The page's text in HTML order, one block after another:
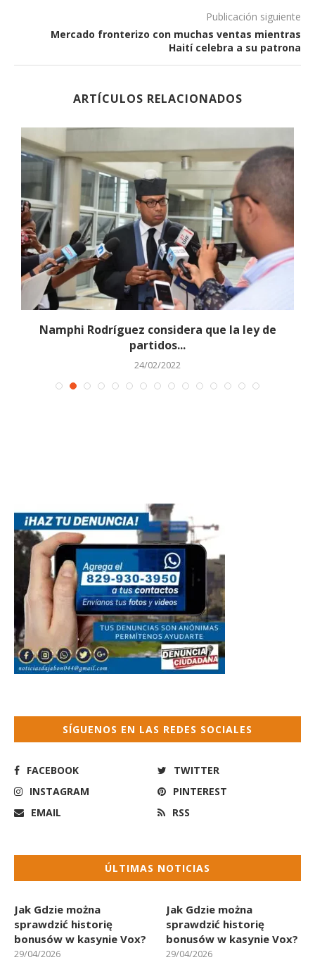
Publicación siguiente
Mercado fronterizo con muchas ventas mientras
Haití celebra a su patrona
ARTÍCULOS RELACIONADOS
Namphi Rodríguez considera que la ley de
partidos...
24/02/2022
SÍGUENOS EN LAS REDES SOCIALES
FACEBOOK
TWITTER
INSTAGRAM
PINTEREST
EMAIL
RSS
ÚLTIMAS NOTICIAS
Jak Gdzie można
sprawdzić historię
bonusów w kasynie Vox?
29/04/2026
Jak Gdzie można
sprawdzić historię
bonusów w kasynie Vox?
29/04/2026